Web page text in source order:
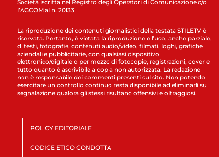
Società iscritta nel Registro degli Operatori di Comunicazione c/o
l’AGCOM al n. 20133
La riproduzione dei contenuti giornalistici della testata STILETV è
riservata. Pertanto, è vietata la riproduzione e l’uso, anche parziale,
di testi, fotografie, contenuti audio/video, filmati, loghi, grafiche
aziendali e pubblicitarie, con qualsiasi dispositivo
elettronico/digitale o per mezzo di fotocopie, registrazioni, cover e
tutto quanto è ascrivibile a copia non autorizzata. La redazione
non è responsabile dei commenti presenti sul sito. Non potendo
esercitare un controllo continuo resta disponibile ad eliminarli su
segnalazione qualora gli stessi risultano offensivi e oltraggiosi.
POLICY EDITORIALE
CODICE ETICO CONDOTTA